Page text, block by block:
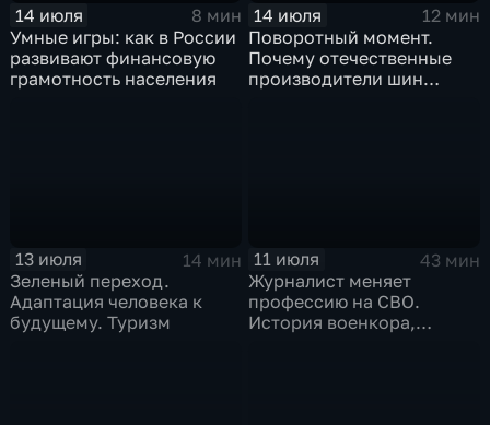
14 июля
8 мин
Умные игры: как в России
развивают финансовую
грамотность населения
14 июля
12 мин
Поворотный момент.
Почему отечественные
производители шин
13 июля
14 мин
Зеленый переход.
Адаптация человека к
будущему. Туризм
11 июля
43 мин
Журналист меняет
профессию на СВО.
История военкора,